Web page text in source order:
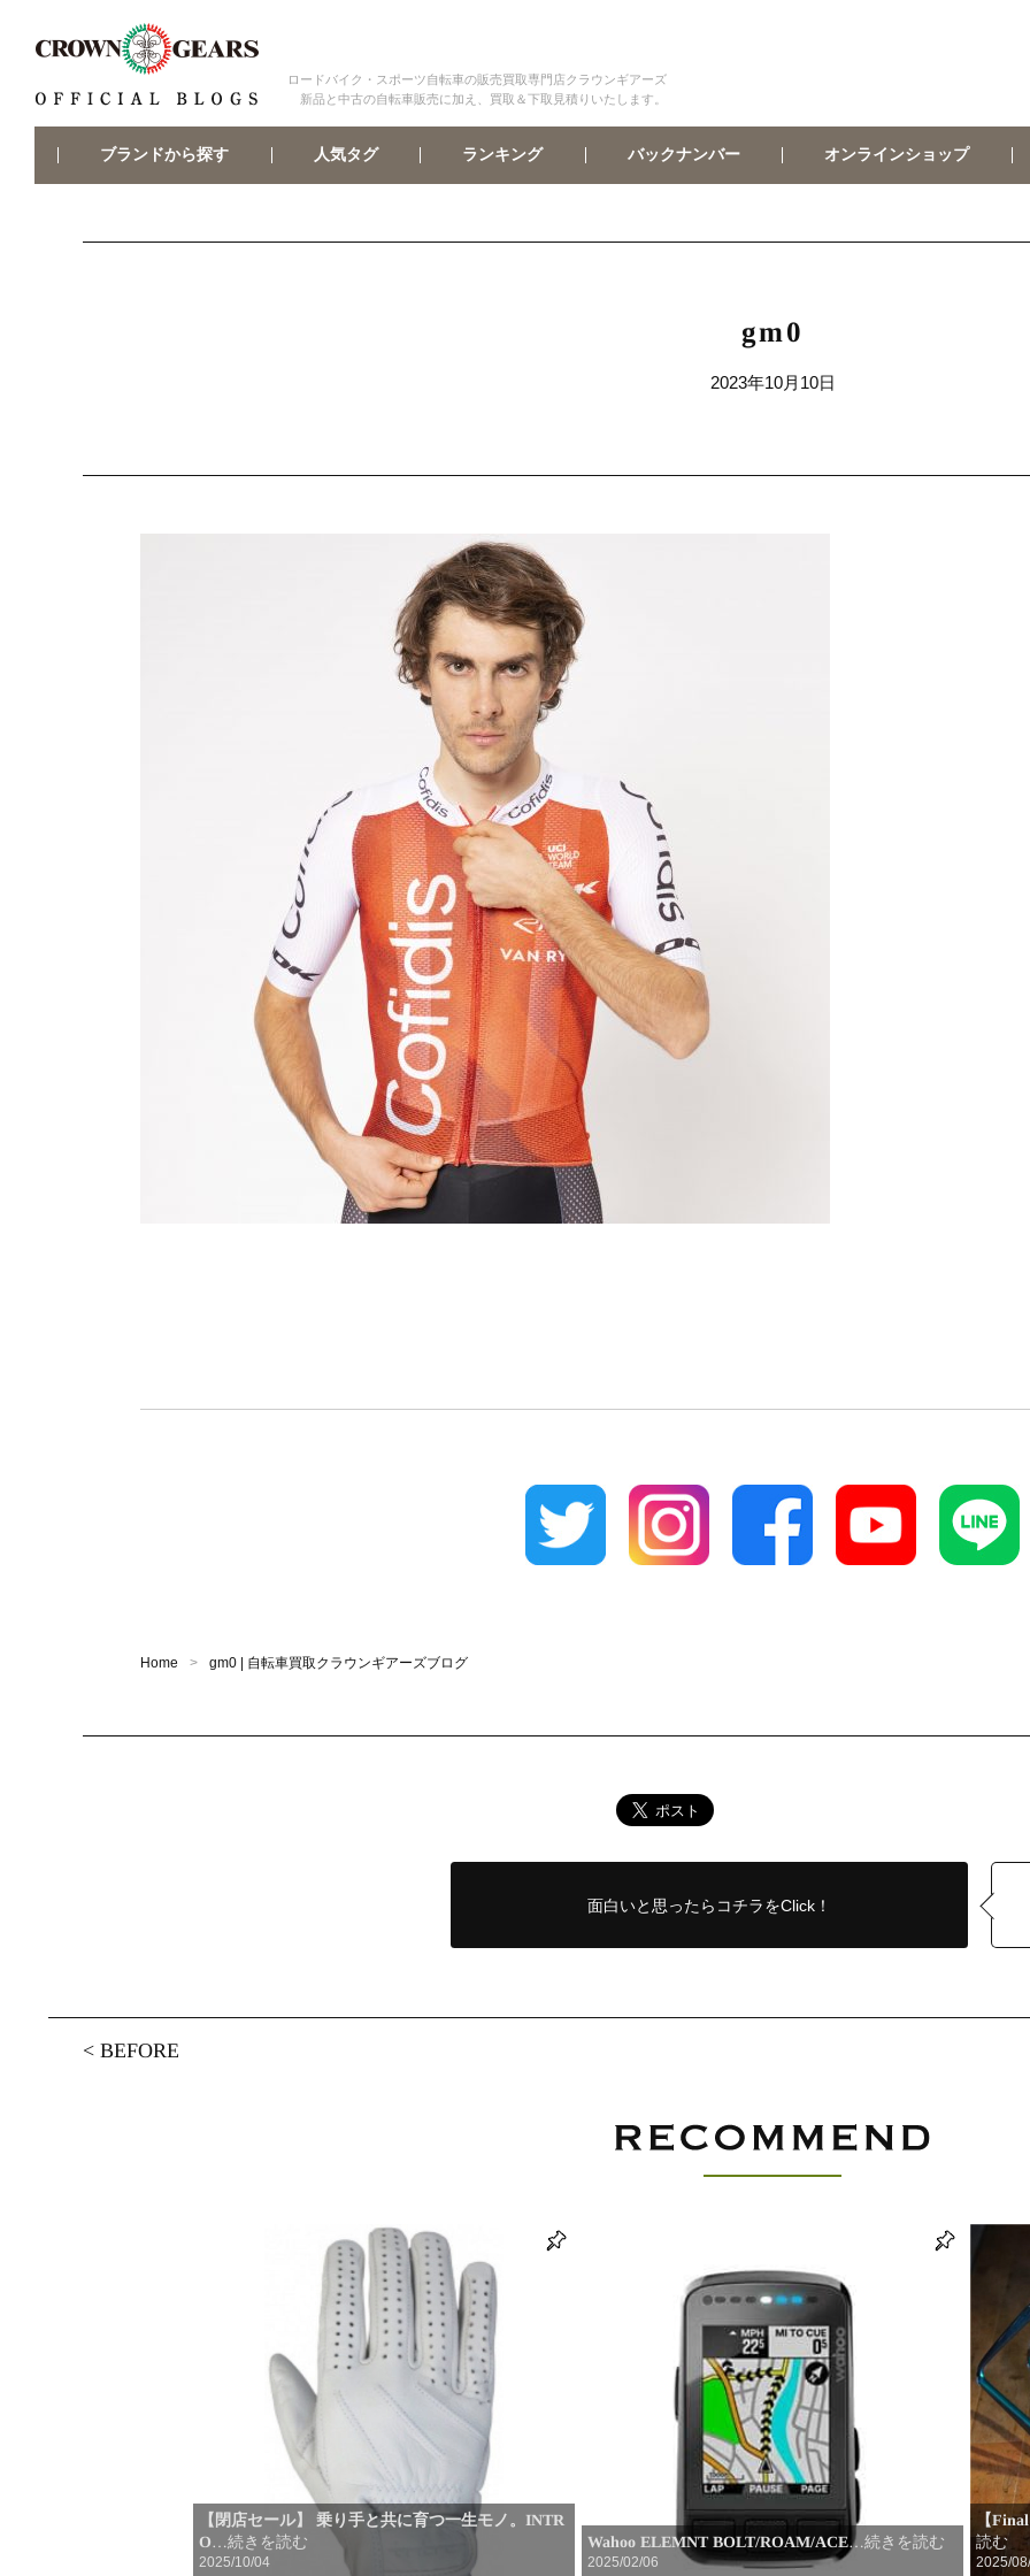
ロードバイク・スポーツ自転車の販売買取専門店クラウンギアーズ
新品と中古の自転車販売に加え、買取＆下取見積りいたします。
ブランドから探す 人気タグ ランキング バックナンバー オンラインショップ
gm0
2023年10月10日
Home gm0 | 自転車買取クラウンギアーズブログ
面白いと思ったら コチラをClick！
<BEFORE
【閉店セール】 乗り手と共に育つ一生モノ。INTR
O…続きを読む
2025/10/04
Wahoo ELEMNT BOLT/ROAM/ACE…続きを読む
2025/02/06
【
読む
2025/